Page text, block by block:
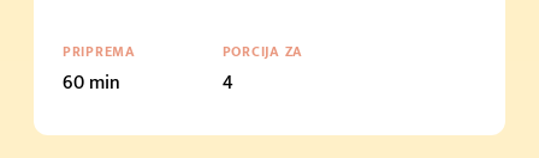
PRIPREMA
60 min
PORCIJA ZA
4
Kupi sada
Kupi sada